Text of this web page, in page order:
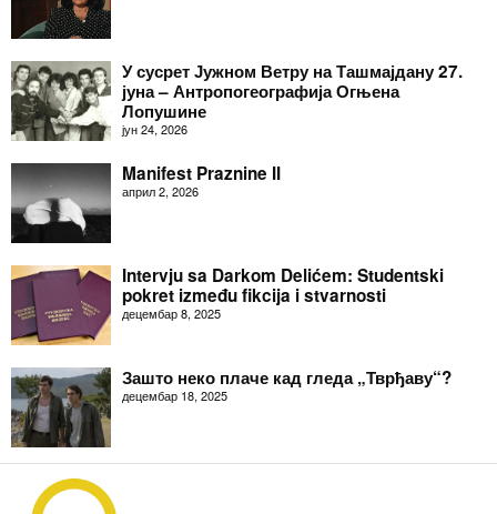
У сусрет Јужном Ветру на Ташмајдану 27.
јуна – Антропогеографија Огњена
Лопушине
јун 24, 2026
Manifest Praznine II
април 2, 2026
Intervju sa Darkom Delićem: Studentski
pokret između fikcija i stvarnosti
децембар 8, 2025
Зашто неко плаче кад гледа „Тврђаву“?
децембар 18, 2025